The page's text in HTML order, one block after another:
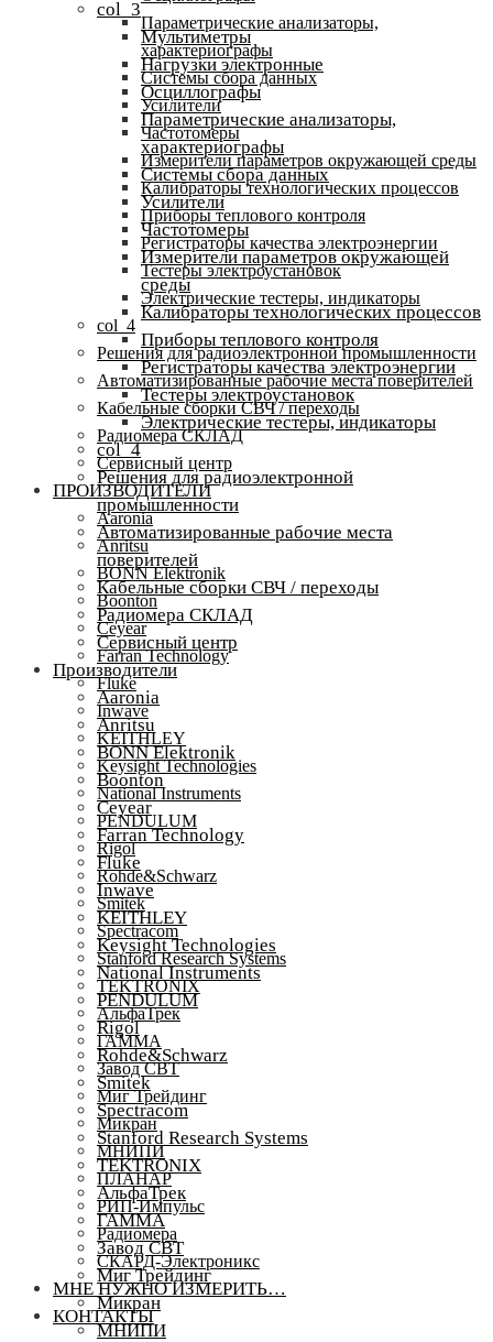
Параметрические анализаторы,
характериографы
Системы сбора данных
Усилители
Частотомеры
Измерители параметров окружающей среды
Калибраторы технологических процессов
Приборы теплового контроля
Регистраторы качества электроэнергии
Тестеры электроустановок
Электрические тестеры, индикаторы
col_4
Решения для радиоэлектронной промышленности
Автоматизированные рабочие места поверителей
Кабельные сборки СВЧ / переходы
Радиомера СКЛАД
Сервисный центр
ПРОИЗВОДИТЕЛИ
Aaronia
Anritsu
BONN Elektronik
Boonton
Ceyear
Farran Technology
Fluke
Inwave
KEITHLEY
Keysight Technologies
National Instruments
PENDULUM
Rigol
Rohde&Schwarz
Smitek
Spectracom
Stanford Research Systems
TEKTRONIX
АльфаТрек
ГАММА
Завод СВТ
Миг Трейдинг
Микран
МНИПИ
ПЛАНАР
РИП-Импульс
Радиомера
СКАРД-Электроникс
МНЕ НУЖНО ИЗМЕРИТЬ…
КОНТАКТЫ
col_3
Мультиметры
Нагрузки электронные
Осциллографы
Параметрические анализаторы,
характериографы
Системы сбора данных
Усилители
Частотомеры
Измерители параметров окружающей
среды
Калибраторы технологических процессов
Приборы теплового контроля
Регистраторы качества электроэнергии
Тестеры электроустановок
Электрические тестеры, индикаторы
col_4
Решения для радиоэлектронной
промышленности
Автоматизированные рабочие места
поверителей
Кабельные сборки СВЧ / переходы
Радиомера СКЛАД
Сервисный центр
Производители
Aaronia
Anritsu
BONN Elektronik
Boonton
Ceyear
Farran Technology
Fluke
Inwave
KEITHLEY
Keysight Technologies
National Instruments
PENDULUM
Rigol
Rohde&Schwarz
Smitek
Spectracom
Stanford Research Systems
TEKTRONIX
АльфаТрек
ГАММА
Завод СВТ
Миг Трейдинг
Микран
МНИПИ